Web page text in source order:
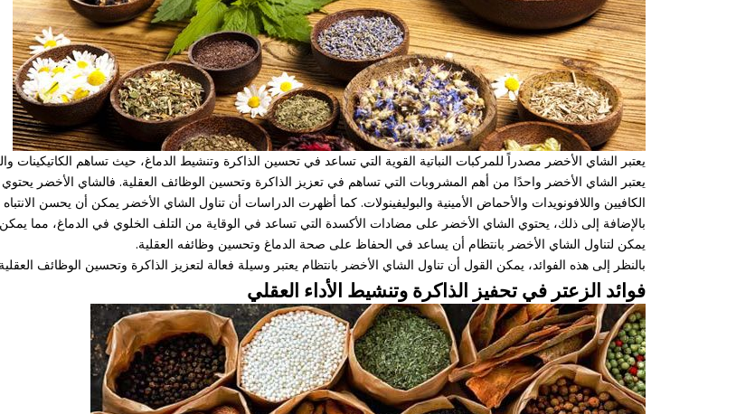
يعتبر الشاي الأخضر مصدراً للمركبات النباتية القوية التي تساعد في تحسين الذاكرة وتنشيط الدماغ، حيث تساهم الكاتيكينات
يعتبر الشاي الأخضر واحدًا من أهم المشروبات التي تساهم في تعزيز الذاكرة وتحسين الوظائف العقلية. فالشاي الأخضر
الكافيين واللافونويدات والأحماض الأمينية والبوليفينولات. كما أظهرت الدراسات أن تناول الشاي الأخضر يمكن أن يحسن
بالإضافة إلى ذلك، يحتوي الشاي الأخضر على مضادات الأكسدة التي تساعد في الوقاية من التلف الخلوي في الدماغ، مما
يمكن لتناول الشاي الأخضر بانتظام أن يساعد في الحفاظ على صحة الدماغ وتحسين وظائفه العقلية.
بالنظر إلى هذه الفوائد، يمكن القول أن تناول الشاي الأخضر بانتظام يعتبر وسيلة فعالة لتعزيز الذاكرة وتحسين الوظائف
فوائد الزعتر في تحفيز الذاكرة وتنشيط الأداء العقلي